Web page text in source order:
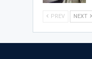
PREV NEXT